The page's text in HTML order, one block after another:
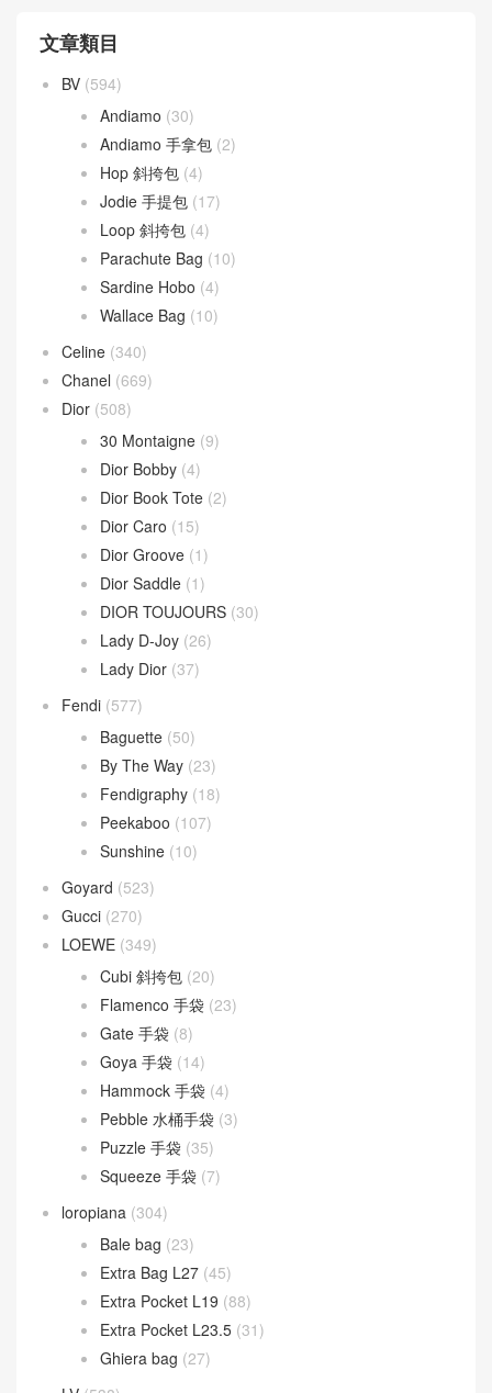
文章類目
BV (594)
Andiamo (30)
Andiamo 手拿包 (2)
Hop 斜挎包 (4)
Jodie 手提包 (17)
Loop 斜挎包 (4)
Parachute Bag (10)
Sardine Hobo (4)
Wallace Bag (10)
Celine (340)
Chanel (669)
Dior (508)
30 Montaigne (9)
Dior Bobby (4)
Dior Book Tote (2)
Dior Caro (15)
Dior Groove (1)
Dior Saddle (1)
DIOR TOUJOURS (30)
Lady D-Joy (26)
Lady Dior (37)
Fendi (577)
Baguette (50)
By The Way (23)
Fendigraphy (18)
Peekaboo (107)
Sunshine (10)
Goyard (523)
Gucci (270)
LOEWE (349)
Cubi 斜挎包 (20)
Flamenco 手袋 (23)
Gate 手袋 (8)
Goya 手袋 (14)
Hammock 手袋 (4)
Pebble 水桶手袋 (3)
Puzzle 手袋 (35)
Squeeze 手袋 (7)
loropiana (304)
Bale bag (23)
Extra Bag L27 (45)
Extra Pocket L19 (88)
Extra Pocket L23.5 (31)
Ghiera bag (27)